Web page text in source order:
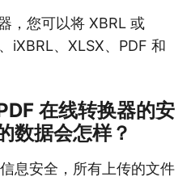
，您可以将 XBRL 或
iXBRL、XLSX、PDF 和
在线转换器的安
数据会怎样？
息安全，所有上传的文件